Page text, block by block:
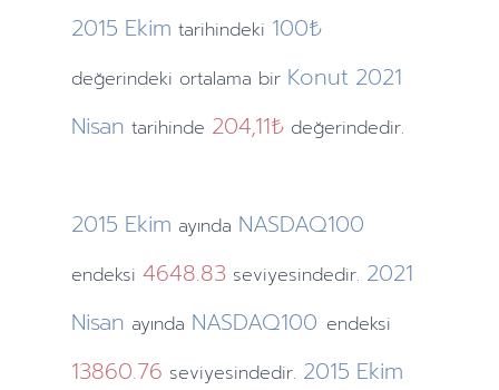
2015 Ekim tarihindeki 100₺
değerindeki ortalama bir Konut 2021
Nisan tarihinde 204,11₺ değerindedir.
2015 Ekim ayında NASDAQ100
endeksi 4648.83 seviyesindedir. 2021
Nisan ayında NASDAQ100 endeksi
13860.76 seviyesindedir. 2015 Ekim